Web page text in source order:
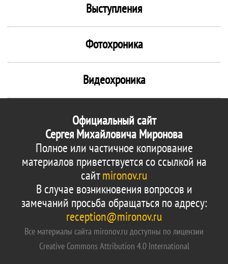
Выступления
Фотохроника
Видеохроника
Официальный сайт
Сергея Михайловича Миронова
Полное или частичное копирование
материалов приветствуется со ссылкой на
сайтmironov.ru
В случае возникновения вопросов и
замечаний просьба обращаться по адресу:
reception@mironov.ru
Все материалы сайта mironov.ru доступны по лицензии
Creative Commons Attribution 4.0 International